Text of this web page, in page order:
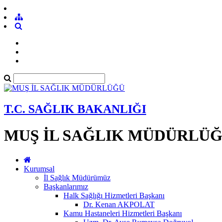
T.C. SAĞLIK BAKANLIĞI
MUŞ İL SAĞLIK
Kurumsal
İl Sağlık Müdürümüz
Başkanlarımız
Halk Sağlığı Hizmetleri Başkanı
Dr. Kenan AKPOLAT
Kamu Hastaneleri Hizmetleri Başkanı